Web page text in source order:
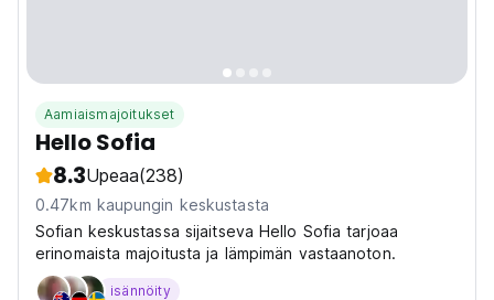
Aamiaismajoitukset
Hello Sofia
8.3Upeaa(238)
0.47km kaupungin keskustasta
Sofian keskustassa sijaitseva Hello Sofia tarjoaa
erinomaista majoitusta ja lämpimän vastaanoton.
isännöity